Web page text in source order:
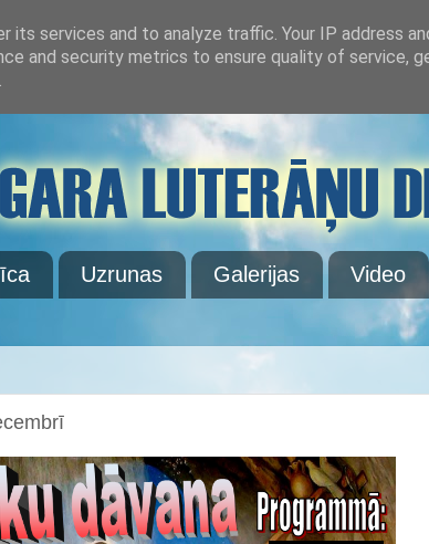
Uzrunas Galerijas Video
its services and to analyze traffic. Your IP address
and security metrics to ensure quality of service,